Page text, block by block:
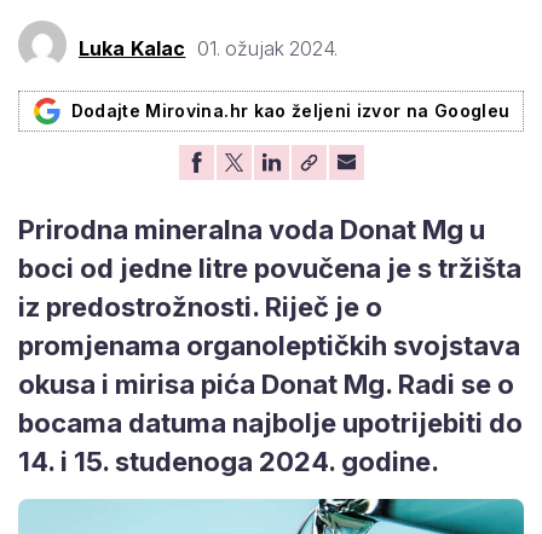
Luka Kalac 01. ožujak 2024.
Dodajte Mirovina.hr kao željeni izvor na Googleu
Prirodna mineralna voda Donat Mg u
boci od jedne litre povučena je s tržišta
iz predostrožnosti. Riječ je o
promjenama organoleptičkih svojstava
okusa i mirisa pića Donat Mg. Radi se o
bocama datuma najbolje upotrijebiti do
14. i 15. studenoga 2024. godine.